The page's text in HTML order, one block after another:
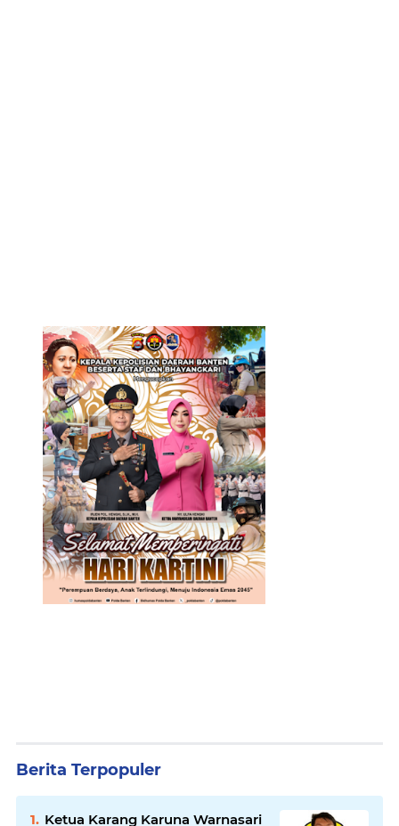
Berita Terpopuler
Ketua Karang Karuna Warnasari